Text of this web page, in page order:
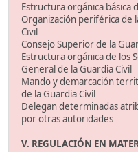
Estructura orgánica
Organización periférica de
Civil
Consejo Superior de la
Estructura orgánica de los
General de la Guardia Civil
Mando y demarcación
de la Guardia Civil
Delegan determinadas
por otras autoridades
V. REGULACIÓN EN